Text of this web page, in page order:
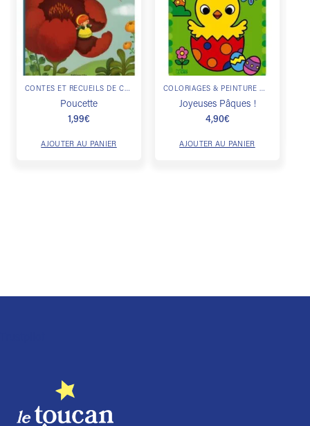
liste de
souhaits
CONTES ET RECUEILS DE CONTES
Poucette
1,99€
AJOUTER AU PANIER
liste de
souhaits
COLORIAGES & PEINTURE MAGIQUE
Joyeuses Pâques !
4,90€
AJOUTER AU PANIER